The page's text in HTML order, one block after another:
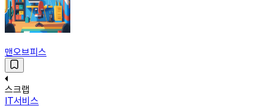
맨오브피스
스크랩
IT서비스